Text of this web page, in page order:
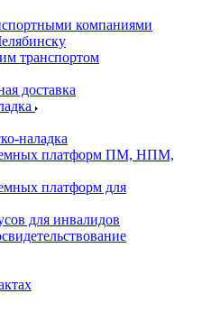
компаниями
транспортом
доставка
наладка
платформ ПМ, НПМ,
платформ для
для инвалидов